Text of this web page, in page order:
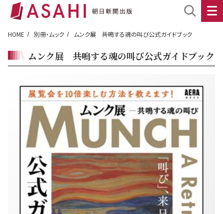
HOME 別冊・ムック ムンク展 ――共鳴する魂の叫び公式ガイドブック
ムンク展 ――共鳴する魂の叫び公式ガイドブック